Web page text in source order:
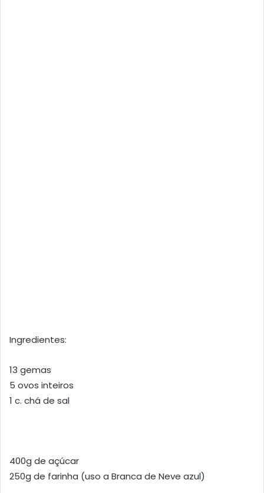
Ingredientes:
13 gemas
5 ovos inteiros
1 c. chá de sal
400g de açúcar
250g de farinha (uso a Branca de Neve azul)